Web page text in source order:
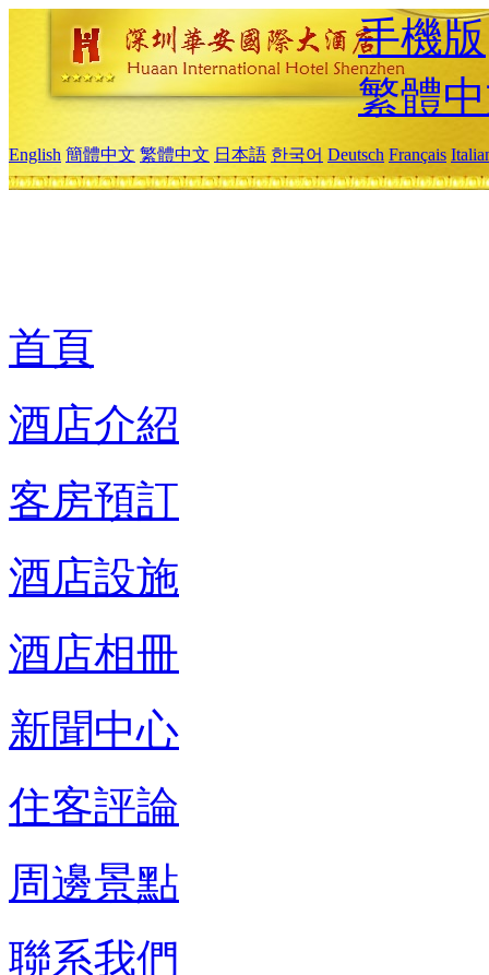
手機版
繁體
English 簡體中文 繁體中文 日本語 한국어 Deutsch Français
首頁
酒店介紹
客房預訂
酒店設施
酒店相冊
新聞中心
住客評論
周邊景點
聯系我們